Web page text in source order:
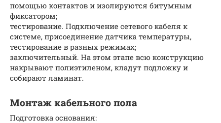
помощью контактов и изолируются битумным
фиксатором;
тестирование. Подключение сетевого кабеля к
системе, присоединение датчика температуры,
тестирование в разных режимах;
заключительный. На этом этапе всю конструкцию
накрывают полиэтиленом, кладут подложку и
собирают ламинат.
Монтаж кабельного пола
Подготовка основания: